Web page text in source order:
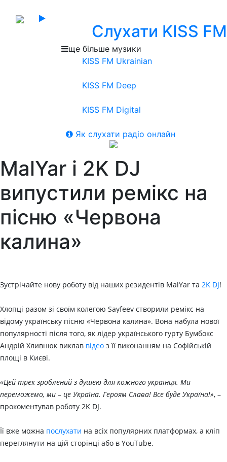
Слухати KISS FM
ще більше музики
KISS FM Ukrainian
KISS FM Deep
KISS FM Digital
Як слухати радіо онлайн
MalYar і 2K DJ
випустили ремікс на
пісню «Червона
калина»
Зустрічайте нову роботу від наших резидентів MalYar та 2K DJ!
Хлопці разом зі своїм колегою Sayfeev створили ремікс на
відому українську пісню «Червона калина». Вона набула нової
популярності після того, як лідер українського гурту Бумбокс
Андрій Хливнюк виклав відео з її виконанням на Софійській
площі в Києві.
«Цей трек зроблений з душею для кожного українця. Ми
переможемо, ми – це Україна. Героям Слава! Все буде Україна!», –
прокоментував роботу 2K DJ.
Її вже можна послухати на всіх популярних платформах, а кліп
переглянути на цій сторінці або в YouTube.